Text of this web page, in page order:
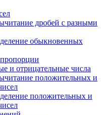
дробей с разными
обыкновенных
и отрицательные числа
положительных и
положительных и